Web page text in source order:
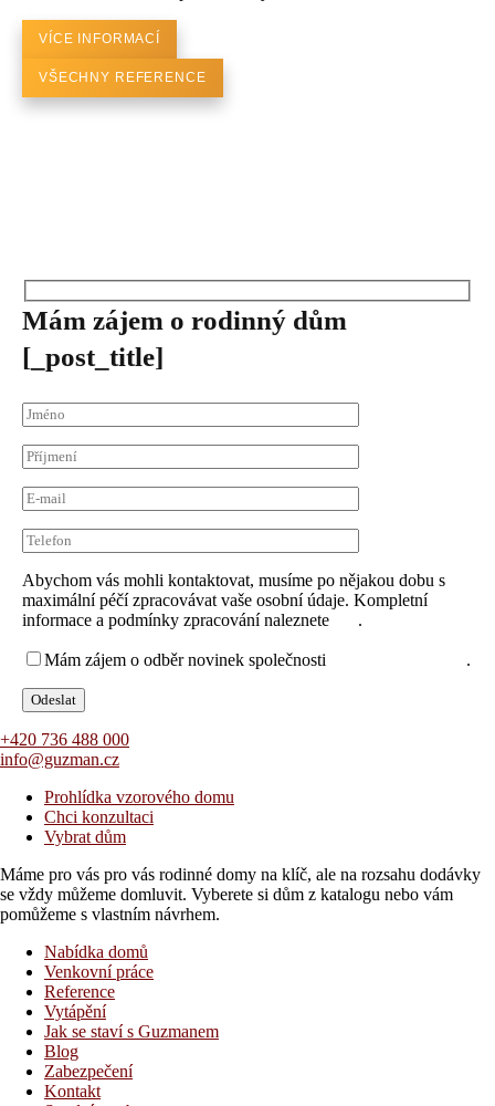
VÍCE INFORMACÍ
VŠECHNY REFERENCE
Mám zájem o rodinný dům
[_post_title]
Abychom vás mohli kontaktovat, musíme po nějakou dobu s
maximální péčí zpracovávat vaše osobní údaje. Kompletní
informace a podmínky zpracování naleznete
.
Mám zájem o odběr novinek společnosti .
+420 736 488 000
info@guzman.cz
Prohlídka vzorového domu
Chci konzultaci
Vybrat dům
Máme pro vás pro vás rodinné domy na klíč, ale na rozsahu dodávky
se vždy můžeme domluvit. Vyberete si dům z katalogu nebo vám
pomůžeme s vlastním návrhem.
Nabídka domů
Venkovní práce
Reference
Vytápění
Jak se staví s Guzmanem
Blog
Zabezpečení
Kontakt